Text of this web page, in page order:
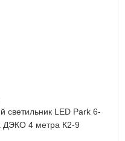
светильник LED Park 6-
ДЭКО 4 метра К2-9